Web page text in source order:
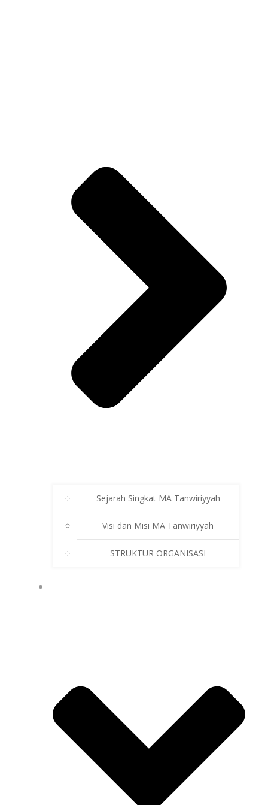
Sejarah Singkat MA Tanwiriyyah
Visi dan Misi MA Tanwiriyyah
STRUKTUR ORGANISASI